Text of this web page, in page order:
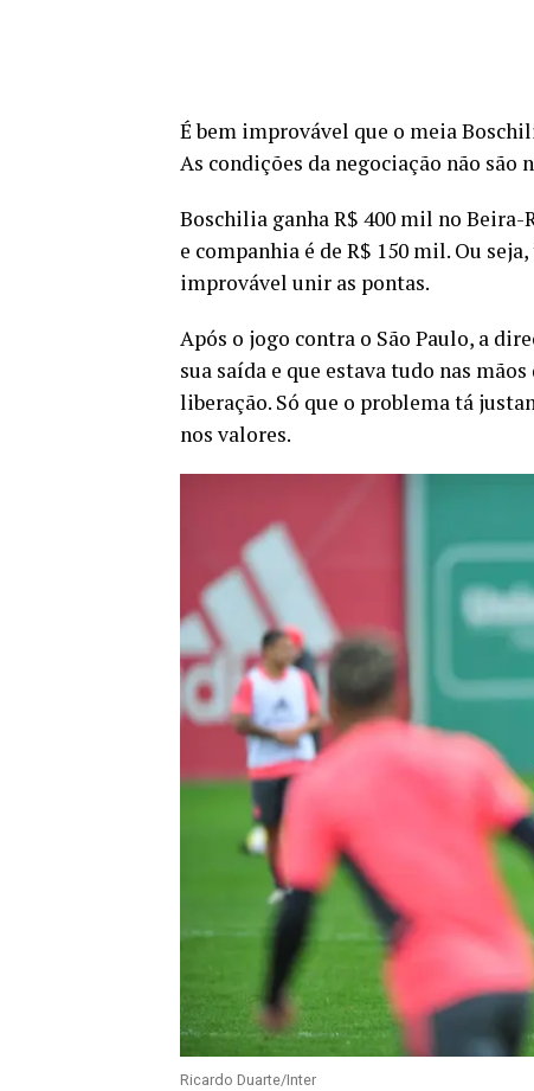
É bem improvável que o meia
As condições da negociação não são
Boschilia ganha R$ 400 mil no
e companhia é de R$ 150 mil. Ou
improvável unir as pontas.
Após o jogo contra o São Paulo, a
sua saída e que estava tudo nas
liberação. Só que o problema tá
nos valores.
Ricardo Duarte/Inter